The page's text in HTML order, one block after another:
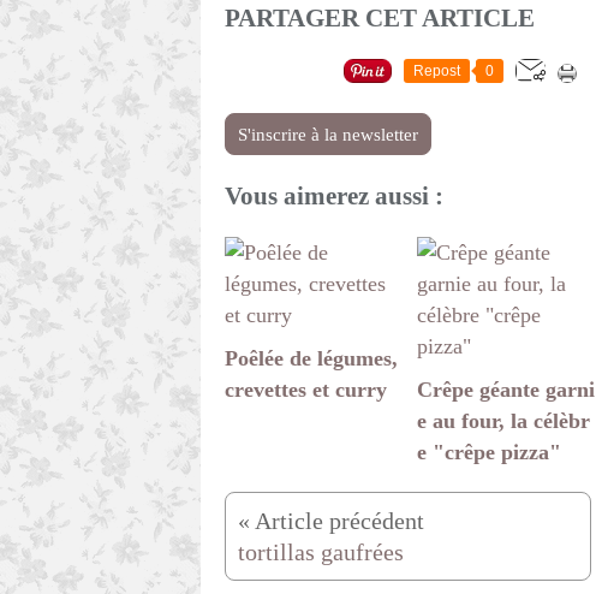
PARTAGER CET ARTICLE
Repost 0
S'inscrire à la newsletter
Vous aimerez aussi :
Poêlée de légumes,
crevettes et curry
Crêpe géante garni
e au four, la célèbr
e "crêpe pizza"
tortillas gaufrées